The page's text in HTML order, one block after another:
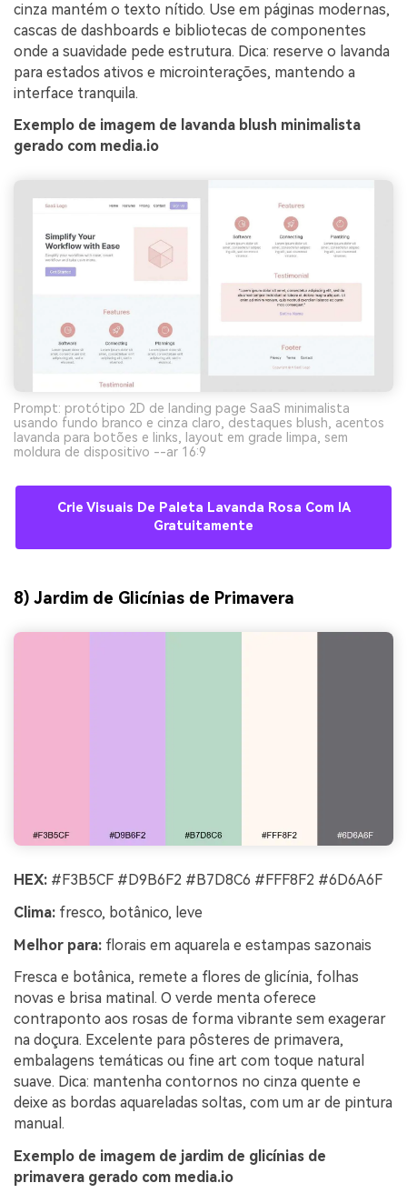
cinza mantém o texto nítido. Use em páginas modernas,
cascas de dashboards e bibliotecas de componentes
onde a suavidade pede estrutura. Dica: reserve o lavanda
para estados ativos e microinterações, mantendo a
interface tranquila.
Exemplo de imagem de lavanda blush minimalista
gerado com media.io
Prompt: protótipo 2D de landing page SaaS minimalista
usando fundo branco e cinza claro, destaques blush, acentos
lavanda para botões e links, layout em grade limpa, sem
moldura de dispositivo --ar 16:9
Crie Visuais De Paleta Lavanda Rosa Com IA
Gratuitamente
8) Jardim de Glicínias de Primavera
HEX: #F3B5CF #D9B6F2 #B7D8C6 #FFF8F2 #6D6A6F
Clima: fresco, botânico, leve
Melhor para: florais em aquarela e estampas sazonais
Fresca e botânica, remete a flores de glicínia, folhas
novas e brisa matinal. O verde menta oferece
contraponto aos rosas de forma vibrante sem exagerar
na doçura. Excelente para pôsteres de primavera,
embalagens temáticas ou fine art com toque natural
suave. Dica: mantenha contornos no cinza quente e
deixe as bordas aquareladas soltas, com um ar de pintura
manual.
Exemplo de imagem de jardim de glicínias de
primavera gerado com media.io